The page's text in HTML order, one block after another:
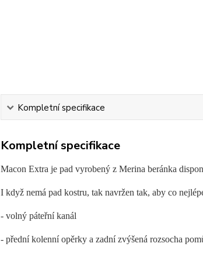
Kompletní specifikace
Kompletní specifikace
Macon Extra je pad vyrobený z Merina beránka
I když nemá pad kostru, tak navržen tak, aby co
- volný páteřní kanál
- přední kolenní opěrky a zadní zvýšená rozsocha